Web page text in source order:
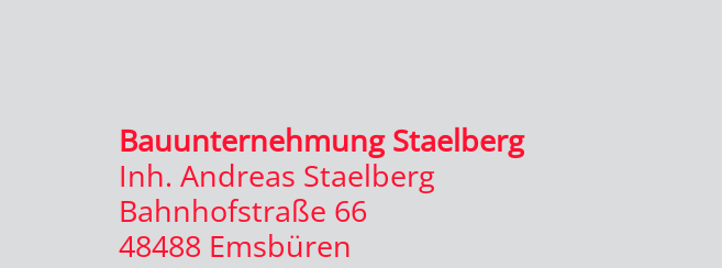
Bauunternehmung Staelberg
Inh. Andreas Staelberg
Bahnhofstraße 66
48488 Emsbüren